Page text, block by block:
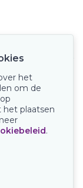
het
om de
het plaatsen
.